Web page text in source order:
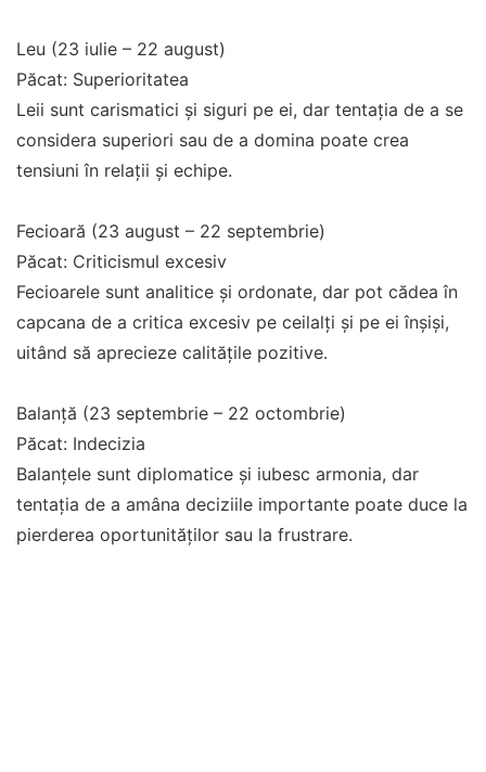
Leu (23 iulie – 22 august)
Păcat: Superioritatea
Leii sunt carismatici și siguri pe ei, dar tentația de a se
considera superiori sau de a domina poate crea
tensiuni în relații și echipe.
Fecioară (23 august – 22 septembrie)
Păcat: Criticismul excesiv
Fecioarele sunt analitice și ordonate, dar pot cădea în
capcana de a critica excesiv pe ceilalți și pe ei înșiși,
uitând să aprecieze calitățile pozitive.
Balanță (23 septembrie – 22 octombrie)
Păcat: Indecizia
Balanțele sunt diplomatice și iubesc armonia, dar
tentația de a amâna deciziile importante poate duce la
pierderea oportunităților sau la frustrare.